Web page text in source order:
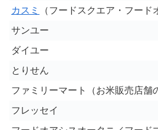
カスミ
（フードスクエア・フード
サンユー
ダイユー
とりせん
ファミリーマート（お米販売店舗
フレッセイ